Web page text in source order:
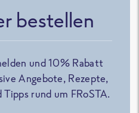
bestellen
und 10% Rabatt
Angebote, Rezepte,
rund um FRoSTA.